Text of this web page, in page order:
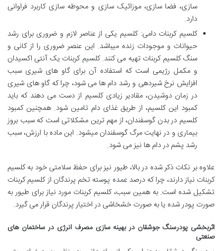
سازی، فضا سازی، موزائیک سازی و محوطه سازی کاربرد فراوانی
دارد.
کلسیم کربنات دامی: کلسیم یکی از عناصر لازم و ضروری برای رشد
حیوانات و موجودات زنده میباشد. این عنصر ضروری را از کانی و
سنگ کلسیم کربنات تهیه می کنند. کلسیم کربنات یک آنتی اکسیدان
و مکمل رژیمی است که استفاده آن برای گاو های شیری سبب
افزایش نرخ شیردهی و رشد دام ها می شود، چرا که گاو های شیری
در زمان دوشیدن، مقادیر زیادی کلسیم از دست می دهند که باید
کمبود این کلسیم، از طریق غذای دام تامین شود. همچنین کمبود
کلسیم در بدن گوسفندان، از مهم ترین مشکلاتی است که سبب بروز
بیماری و در نهایت مرگ گوسفندان میشود. این ماده با ارزش، سبب
رشد پشم در دام ها نیز می شود.
علاوه بر نکات ذکر شده در بالا، طیور نیز برای حفظ سلامتی خود به کلسیم
کربنات نیاز دارند، چرا که درصد عمده پوسته تخم پرندگان از کلسیم کربنات
تشکیل شده است. به همین سبب، کلسیم کربنات مورد نیاز برای طیور به
صورت پودر شده یا به صورت خشخاشی در اختیار پرندگان قرار می گیرد.
اثربخشی پودرسنگ جوشقان در بهینه سازی مصرف انرژی در ساختمان های
صنعتی